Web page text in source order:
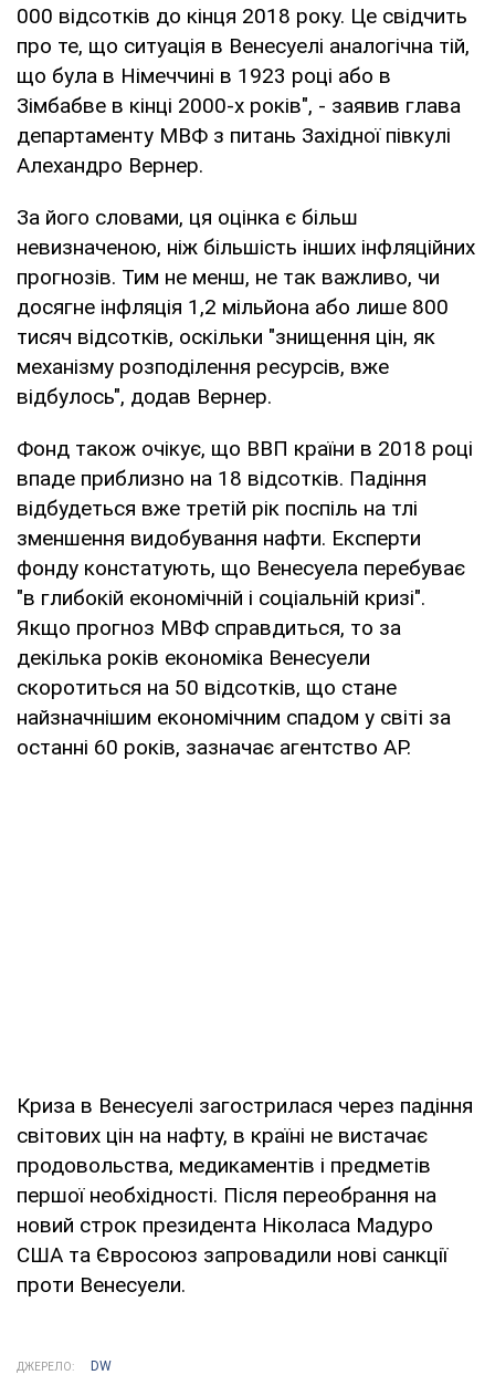
000 відсотків до кінця 2018 року. Це свідчить
про те, що ситуація в Венесуелі аналогічна тій,
що була в Німеччині в 1923 році або в
Зімбабве в кінці 2000-х років", - заявив глава
департаменту МВФ з питань Західної півкулі
Алехандро Вернер.
За його словами, ця оцінка є більш
невизначеною, ніж більшість інших інфляційних
прогнозів. Тим не менш, не так важливо, чи
досягне інфляція 1,2 мільйона або лише 800
тисяч відсотків, оскільки "знищення цін, як
механізму розподілення ресурсів, вже
відбулось", додав Вернер.
Фонд також очікує, що ВВП країни в 2018 році
впаде приблизно на 18 відсотків. Падіння
відбудеться вже третій рік поспіль на тлі
зменшення видобування нафти. Експерти
фонду констатують, що Венесуела перебуває
"в глибокій економічній і соціальній кризі".
Якщо прогноз МВФ справдиться, то за
декілька років економіка Венесуели
скоротиться на 50 відсотків, що стане
найзначнішим економічним спадом у світі за
останні 60 років, зазначає агентство AP.
Криза в Венесуелі загострилася через падіння
світових цін на нафту, в країні не вистачає
продовольства, медикаментів і предметів
першої необхідності. Після переобрання на
новий строк президента Ніколаса Мадуро
США та Євросоюз запровадили нові санкції
проти Венесуели.
ДЖЕРЕЛО: DW